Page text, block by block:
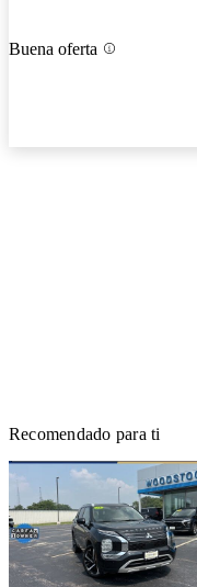
Buena oferta
Recomendado para ti